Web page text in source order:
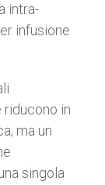
intra-
infusione
in
ma un
singola